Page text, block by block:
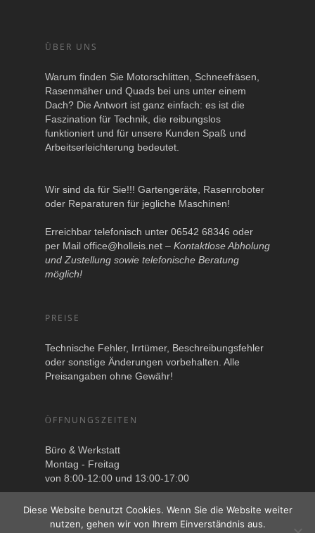
ÜBER UNS
Warum finden Sie Motorschlitten, Schneefräsen,
Rasenmäher und Quads bei uns unter einem
Dach? Die Antwort ist ganz einfach: es ist die
Faszination für Technik, die reibungslos
funktioniert und für unsere Kunden Spaß und
Arbeitserleichterung bedeutet.
Wir sind da für Sie!!! Gartengeräte, Rasenroboter
oder Reparaturen für jegliche Maschinen!
Erreichbar telefonisch unter 06542 68346 oder
per Mail office@holleis.net – Kontaktlose Abholung
und Zustellung sowie telefonische Beratung
möglich!
PREISE
Technische Fehler, Irrtümer, Beschreibungsfehler
oder sonstige Änderungen vorbehalten. Alle
Preisangaben ohne Gewähr!
ÖFFNUNGSZEITEN
Büro & Werkstatt
Montag - Freitag
von 8:00-12:00 und 13:00-17:00
Diese Website benutzt Cookies. Wenn Sie die Website weiter
nutzen, gehen wir von Ihrem Einverständnis aus.